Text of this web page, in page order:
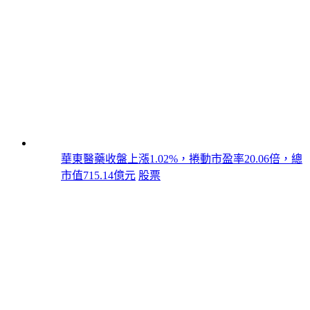
華東醫藥收盤上漲1.02%，捲動市盈率20.06倍，總
市值715.14億元 股票